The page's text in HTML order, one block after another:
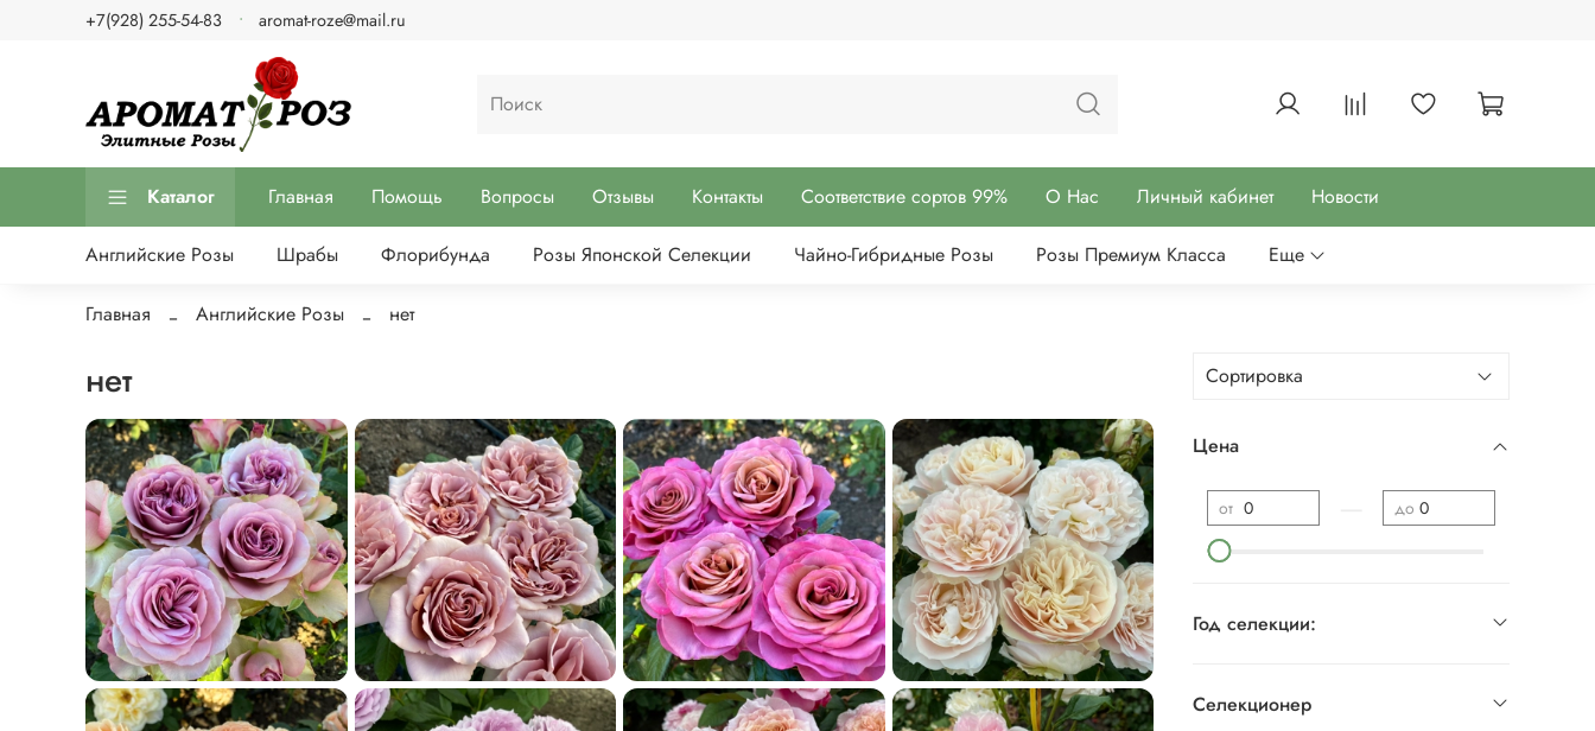
+7(928) 255-54-83 aromat-roze@mail.ru
Каталог Главная Помощь Вопросы Отзывы Контакты Соответствие сортов 99% О Нас Личный кабинет Новости
Английские Розы Шрабы Флорибунда Розы Японской Селекции Чайно-Гибридные Розы Розы Премиум Класса Еще
Главная Английские Розы нет
нет
Цена
от до
Год селекции:
Селекционер